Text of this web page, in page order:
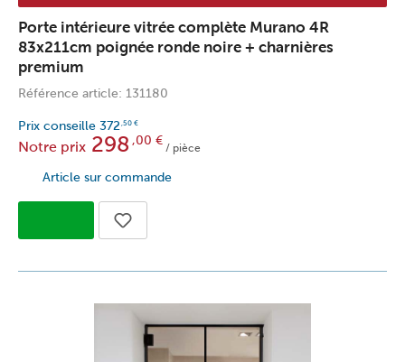
Porte intérieure vitrée complète Murano 4R
83x211cm poignée ronde noire + charnières
premium
Référence article: 131180
Prix conseille 372 ,50 €
Notre prix 298 ,00 €
/ pièce
Article sur commande